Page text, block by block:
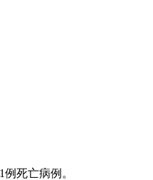
死亡病例。